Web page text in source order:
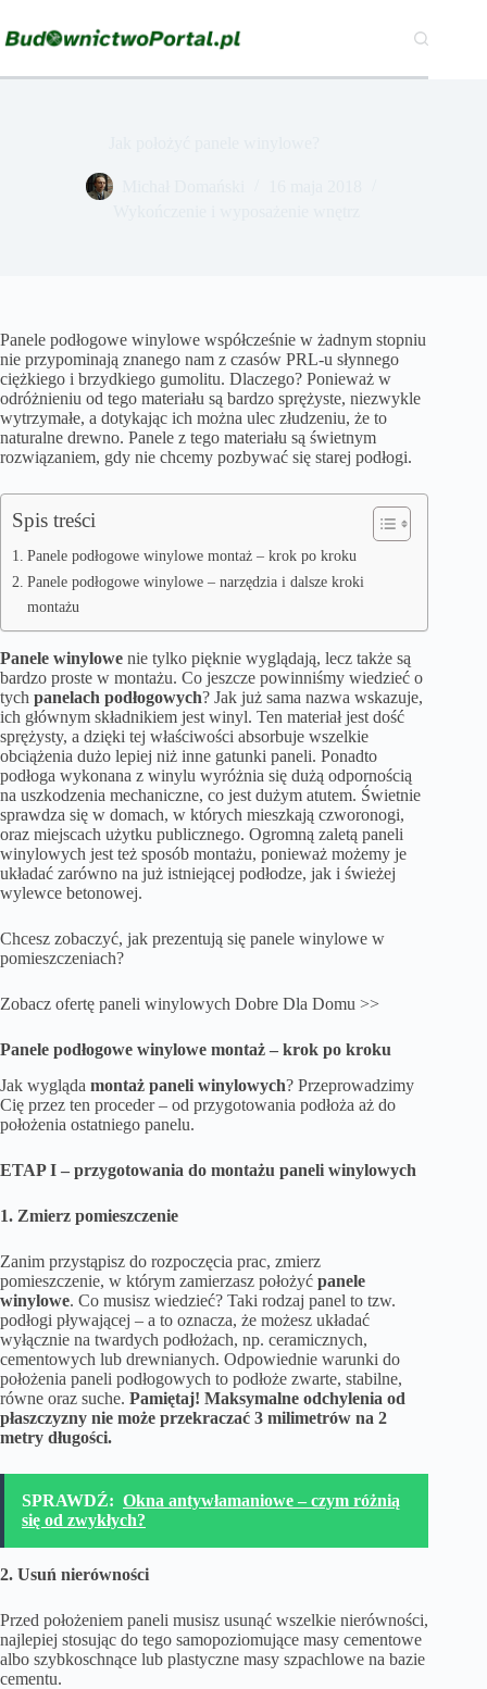
do
treści
Panele podłogowe winylowe współcześnie w żadnym stopniu
nie przypominają znanego nam z czasów PRL-u słynnego
ciężkiego i brzydkiego gumolitu. Dlaczego? Ponieważ w
odróżnieniu od tego materiału są bardzo sprężyste, niezwykle
wytrzymałe, a dotykając ich można ulec złudzeniu, że to
naturalne drewno. Panele z tego materiału są świetnym
rozwiązaniem, gdy nie chcemy pozbywać się starej podłogi.
Spis treści
Panele podłogowe winylowe montaż – krok po kroku
Panele podłogowe winylowe – narzędzia i dalsze kroki
montażu
Panele winylowe nie tylko pięknie wyglądają, lecz także są
bardzo proste w montażu. Co jeszcze powinniśmy wiedzieć o
tych panelach podłogowych? Jak już sama nazwa wskazuje,
ich głównym składnikiem jest winyl. Ten materiał jest dość
sprężysty, a dzięki tej właściwości absorbuje wszelkie
obciążenia dużo lepiej niż inne gatunki paneli. Ponadto
podłoga wykonana z winylu wyróżnia się dużą odpornością
na uszkodzenia mechaniczne, co jest dużym atutem. Świetnie
sprawdza się w domach, w których mieszkają czworonogi,
oraz miejscach użytku publicznego. Ogromną zaletą paneli
winylowych jest też sposób montażu, ponieważ możemy je
układać zarówno na już istniejącej podłodze, jak i świeżej
wylewce betonowej.
Chcesz zobaczyć, jak prezentują się panele winylowe w
pomieszczeniach?
Zobacz ofertę paneli winylowych Dobre Dla Domu >>
Panele podłogowe winylowe montaż – krok po kroku
Jak wygląda montaż paneli winylowych? Przeprowadzimy
Cię przez ten proceder – od przygotowania podłoża aż do
położenia ostatniego panelu.
ETAP I – przygotowania do montażu paneli winylowych
1. Zmierz pomieszczenie
Zanim przystąpisz do rozpoczęcia prac, zmierz
pomieszczenie, w którym zamierzasz położyć panele
winylowe. Co musisz wiedzieć? Taki rodzaj panel to tzw.
podłogi pływającej – a to oznacza, że możesz układać
wyłącznie na twardych podłożach, np. ceramicznych,
cementowych lub drewnianych. Odpowiednie warunki do
położenia paneli podłogowych to podłoże zwarte, stabilne,
równe oraz suche. Pamiętaj! Maksymalne odchylenia od
płaszczyzny nie może przekraczać 3 milimetrów na 2
metry długości.
SPRAWDŹ: Okna antywłamaniowe – czym różnią
się od zwykłych?
2. Usuń nierówności
Przed położeniem paneli musisz usunąć wszelkie nierówności,
najlepiej stosując do tego samopoziomujące masy cementowe
albo szybkoschnące lub plastyczne masy szpachlowe na bazie
cementu.